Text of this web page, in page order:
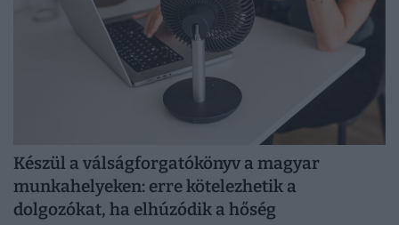
Készül a válságforgatókönyv a magyar
munkahelyeken: erre kötelezhetik a
dolgozókat, ha elhúzódik a hőség